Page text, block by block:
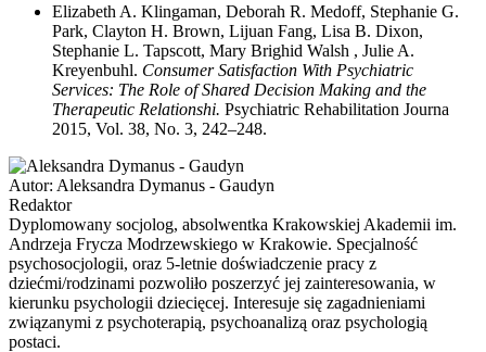
Elizabeth A. Klingaman, Deborah R. Medoff, Stephanie G.
Park, Clayton H. Brown, Lijuan Fang, Lisa B. Dixon,
Stephanie L. Tapscott, Mary Brighid Walsh , Julie A.
Kreyenbuhl. Consumer Satisfaction With Psychiatric
Services: The Role of Shared Decision Making and the
Therapeutic Relationshi. Psychiatric Rehabilitation Journa
2015, Vol. 38, No. 3, 242–248.
Autor: Aleksandra Dymanus - Gaudyn
Redaktor
Dyplomowany socjolog, absolwentka Krakowskiej Akademii im.
Andrzeja Frycza Modrzewskiego w Krakowie. Specjalność
psychosocjologii, oraz 5-letnie doświadczenie pracy z
dziećmi/rodzinami pozwoliło poszerzyć jej zainteresowania, w
kierunku psychologii dziecięcej. Interesuje się zagadnieniami
związanymi z psychoterapią, psychoanalizą oraz psychologią
postaci.